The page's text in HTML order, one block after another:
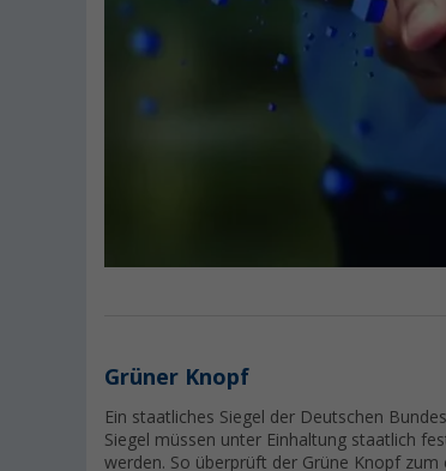
Grüner Knopf
Ein staatliches Siegel der Deutschen
Siegel müssen unter Einhaltung staatlich
werden. So überprüft der Grüne Knopf